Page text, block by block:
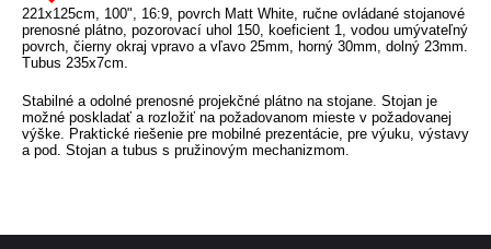
221x125cm, 100", 16:9, povrch Matt White, ručne ovládané stojanové
prenosné plátno, pozorovací uhol 150, koeficient 1, vodou umývateľný
povrch, čierny okraj vpravo a vľavo 25mm, horný 30mm, dolný 23mm.
Tubus 235x7cm.
Stabilné a odolné prenosné projekčné plátno na stojane. Stojan je
možné poskladať a rozložiť na požadovanom mieste v požadovanej
výške. Praktické riešenie pre mobilné prezentácie, pre výuku, výstavy
a pod. Stojan a tubus s pružinovým mechanizmom.